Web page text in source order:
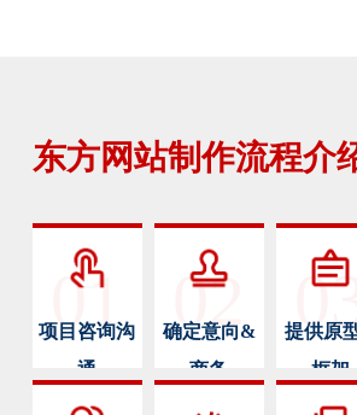
东方网站制作流程介
01
项目咨询沟
通
02
确定意向&
商务
提供原
框架